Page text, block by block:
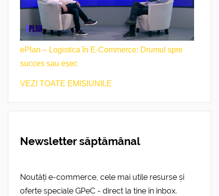
ePlan – Logistica în E-Commerce: Drumul spre
succes sau eșec
VEZI TOATE EMISIUNILE
Newsletter săptămânal
Noutăți e-commerce, cele mai utile resurse și
oferte speciale GPeC - direct la tine în inbox.